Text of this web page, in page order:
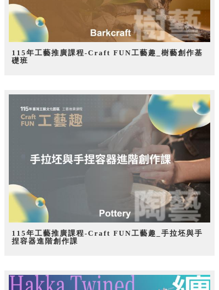
115年工藝推廣課程-Craft FUN工藝趣_樹藝創作基
礎班
115年工藝推廣課程-Craft FUN工藝趣_手拉坯與手
捏容器進階創作課